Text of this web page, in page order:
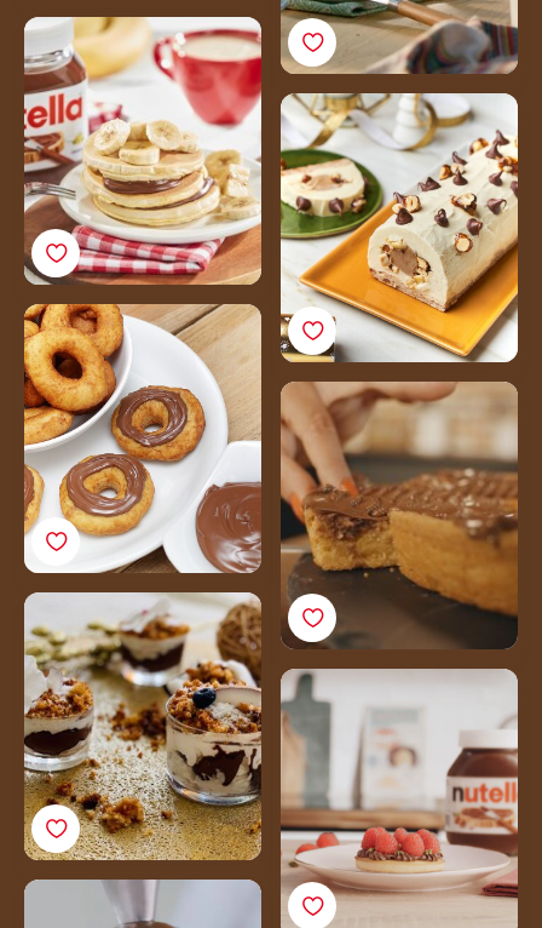
Pancake au yaourt, à la
banane et au
Nutella®Recette
Bûche de Noël glacée
vanille, noisettes et
Nutella®
Beignets Mahorais
topping
Nutella<sup>®</sup>
Par Gaëlle
Le gâteau basque au
Nutella<sup>®</sup>
Par la Cheffe Nastasia
Lyard
Le Crumble Coco
Nutella® Par
@amedelices
Tartelettes framboises &
Nutella®Recette
Cheesecake au
Nutella® sans cuisson